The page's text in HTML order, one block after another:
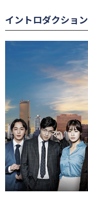
イントロダクション